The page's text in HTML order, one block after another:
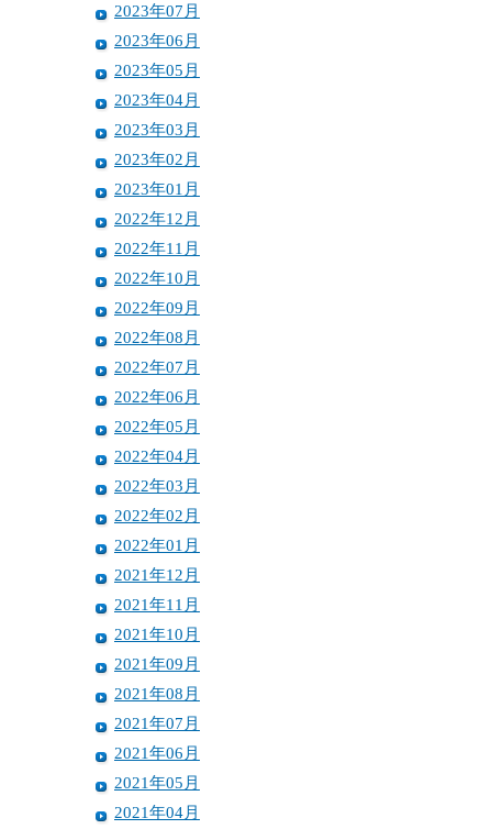
2023年07月
2023年06月
2023年05月
2023年04月
2023年03月
2023年02月
2023年01月
2022年12月
2022年11月
2022年10月
2022年09月
2022年08月
2022年07月
2022年06月
2022年05月
2022年04月
2022年03月
2022年02月
2022年01月
2021年12月
2021年11月
2021年10月
2021年09月
2021年08月
2021年07月
2021年06月
2021年05月
2021年04月